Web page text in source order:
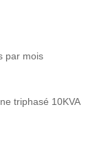
par mois
triphasé 10KVA